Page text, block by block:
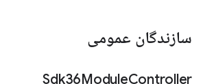
سازندگان عمومی
Sdk36ModuleController